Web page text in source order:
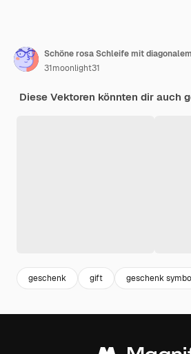
31moonlight31
Diese Vektoren könnten dir auch
geschenk gift geschenk